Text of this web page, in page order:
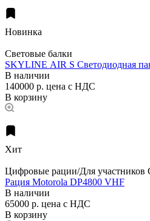
Новинка
Световые балки
SKYLINE AIR S Светодиодная
В наличии
140000 р. цена с НДС
В корзину
Хит
Цифровые рации/Для
Рация Motorola DP4800 VHF
В наличии
65000 р. цена с НДС
В корзину